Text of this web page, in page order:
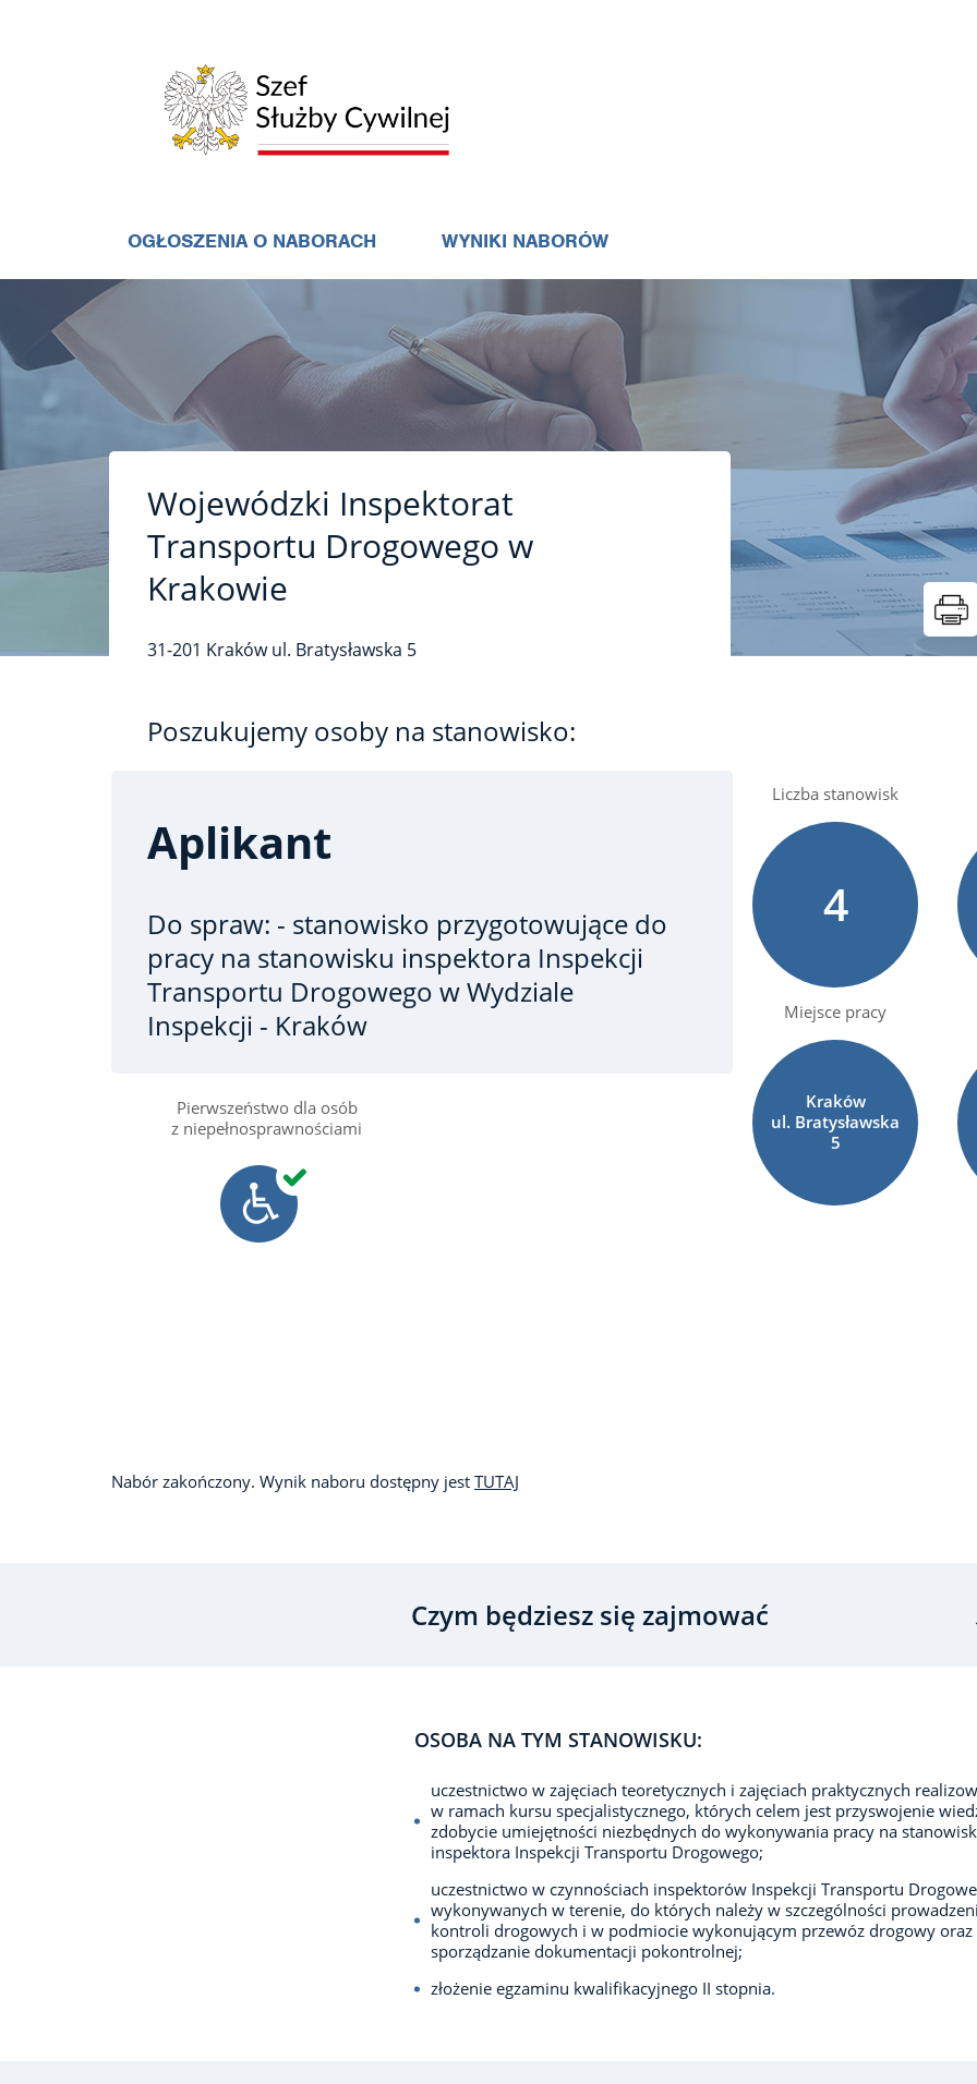
OGŁOSZENIA O NABORACH WYNIKI NABORÓW
Wojewódzki Inspektorat
Transportu Drogowego w
Krakowie
31-201 Kraków ul. Bratysławska 5
Poszukujemy osoby na stanowisko:
Aplikant
Do spraw: - stanowisko przygotowujące do
pracy na stanowisku inspektora Inspekcji
Transportu Drogowego w Wydziale
Inspekcji - Kraków
Pierwszeństwo dla osób
z niepełnosprawnościami
Liczba stanowisk
4
Miejsce pracy
Kraków
ul. Bratysławska
5
Nabór zakończony. Wynik naboru dostępny jest TUTAJ
Czym będziesz się zajmować
OSOBA NA TYM STANOWISKU:
uczestnictwo w zajęciach teoretycznych i zajęciach praktycznych
w ramach kursu specjalistycznego, których celem jest przyswojenie
zdobycie umiejętności niezbędnych do wykonywania pracy na
inspektora Inspekcji Transportu Drogowego;
uczestnictwo w czynnościach inspektorów Inspekcji Transportu
wykonywanych w terenie, do których należy w szczególności
kontroli drogowych i w podmiocie wykonującym przewóz drogowy oraz
sporządzanie dokumentacji pokontrolnej;
złożenie egzaminu kwalifikacyjnego II stopnia.